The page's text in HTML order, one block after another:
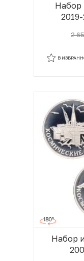
Набор
2
В
Набор